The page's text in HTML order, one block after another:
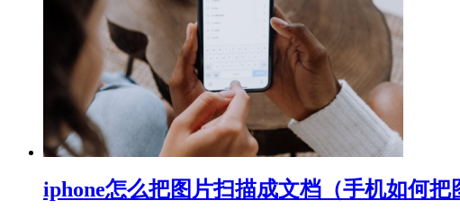
​iphone怎么把图片扫描成文档（手机如何把